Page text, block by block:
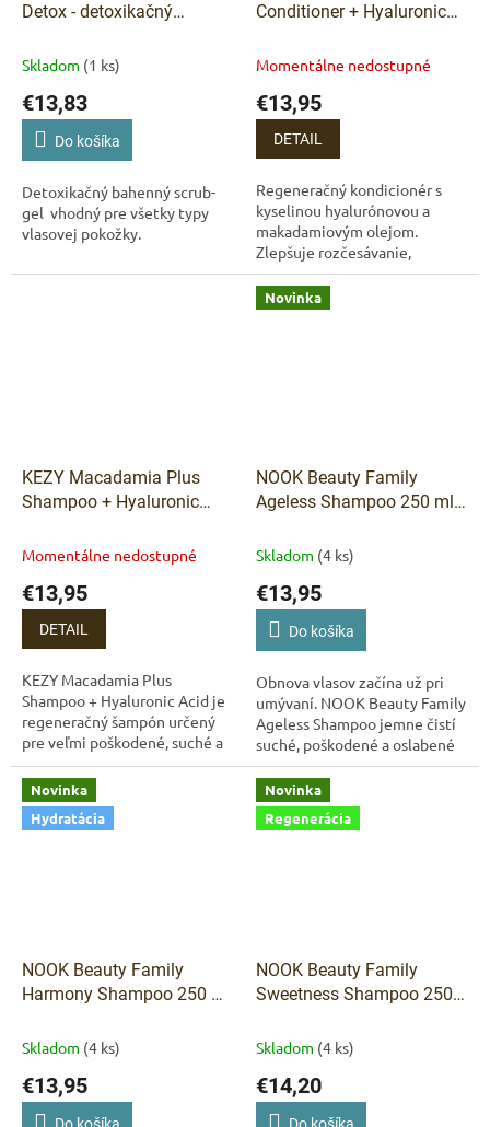
Detox - detoxikačný
Skladom (1 ks)
€13,83
Do košíka
Detoxikačný bahenný scrub-
gel vhodný pre všetky typy
vlasovej pokožky.
Conditioner + Hyaluronic
kondicionér pre veľmi
Momentálne nedostupné
€13,95
DETAIL
Regeneračný kondicionér s
kyselinou hyalurónovou a
makadamiovým olejom.
Zlepšuje rozčesávanie,
vyživuje vlasové vlákno a
zanecháva vlasy hladšie a
lesklejšie. KEZY Macadamia...
KEZY Macadamia Plus
Shampoo + Hyaluronic
šampón pre veľmi
Momentálne nedostupné
€13,95
DETAIL
KEZY Macadamia Plus
Shampoo + Hyaluronic Acid je
regeneračný šampón určený
pre veľmi poškodené, suché a
namáhané vlasy. Jemne čistí
pokožku hlavy a zároveň
pomáha obnoviť...
Novinka
NOOK Beauty Family
Ageless Shampoo 250 ml
suché a poškodené vlasy
Skladom (4 ks)
€13,95
Do košíka
Obnova vlasov začína už pri
umývaní. NOOK Beauty Family
Ageless Shampoo jemne čistí
suché, poškodené a oslabené
vlasy bez zbytočného
vysušovania. Pomáha
obnovovať hebkosť,...
Novinka
Hydratácia
NOOK Beauty Family
Harmony Shampoo 250 ml
matné vlasy
Skladom (4 ks)
€13,95
Novinka
Regenerácia
NOOK Beauty Family
Sweetness Shampoo 250
slabé vlasy
Skladom (4 ks)
€14,20